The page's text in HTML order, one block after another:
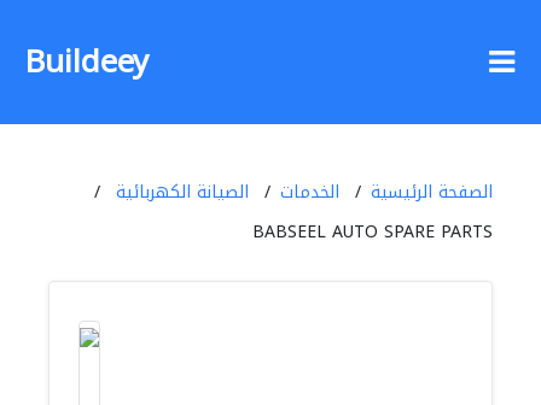
Buildeey
الصفحة الرئيسية الخدمات
الصيانة الكهربائية
BABSEEL AUTO SPARE PARTS